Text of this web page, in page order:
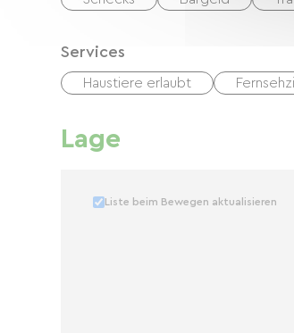
Services
Haustiere erlaubt
Lage
Liste beim Bewegen aktualisieren